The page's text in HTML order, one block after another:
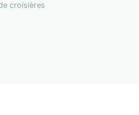
croisières